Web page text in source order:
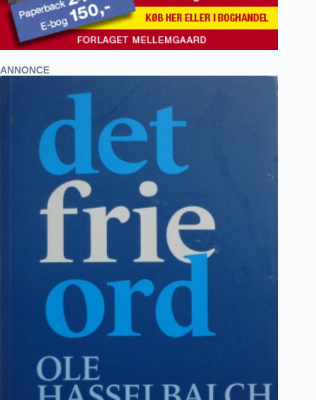
ANNONCE